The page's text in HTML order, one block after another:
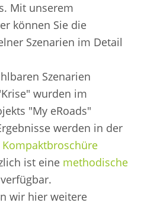
Mit unserem
können Sie die
Szenarien im Detail
Szenarien
wurden im
"My eRoads"
werden in der
Kompaktbroschüre
ist eine methodische
verfügbar.
wir hier weitere